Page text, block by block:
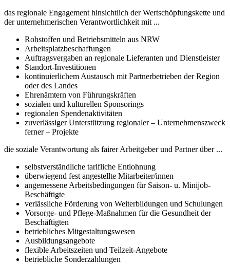
das regionale Engagement hinsichtlich der Wertschöpfungskette und
der unternehmerischen Verantwortlichkeit mit ...
Rohstoffen und Betriebsmitteln aus NRW
Arbeitsplatzbeschaffungen
Auftragsvergaben an regionale Lieferanten und Dienstleister
Standort-Investitionen
kontinuierlichem Austausch mit Partnerbetrieben der Region
oder des Landes
Ehrenämtern von Führungskräften
sozialen und kulturellen Sponsorings
regionalen Spendenaktivitäten
zuverlässiger Unterstützung regionaler – Unternehmenszweck
ferner – Projekte
die soziale Verantwortung als fairer Arbeitgeber und Partner über ...
selbstverständliche tarifliche Entlohnung
überwiegend fest angestellte Mitarbeiter/innen
angemessene Arbeitsbedingungen für Saison- u. Minijob-
Beschäftigte
verlässliche Förderung von Weiterbildungen und Schulungen
Vorsorge- und Pflege-Maßnahmen für die Gesundheit der
Beschäftigten
betriebliches Mitgestaltungswesen
Ausbildungsangebote
flexible Arbeitszeiten und Teilzeit-Angebote
betriebliche Sonderzahlungen